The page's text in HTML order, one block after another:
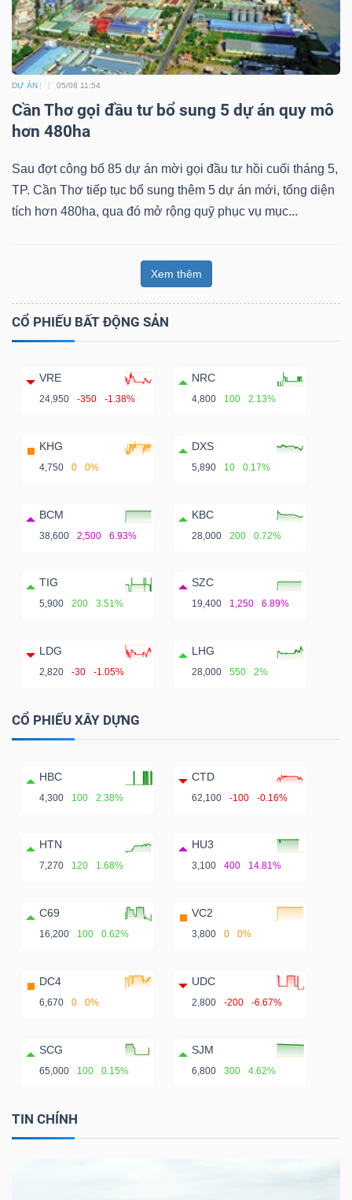
DỰ ÁN 05/08 11:54
Cần Thơ gọi đầu tư bổ sung 5 dự án quy mô
hơn 480ha
Sau đợt công bố 85 dự án mời gọi đầu tư hồi cuối tháng 5,
TP. Cần Thơ tiếp tục bổ sung thêm 5 dự án mới, tổng diện
tích hơn 480ha, qua đó mở rộng quỹ phục vụ mục...
Xem thêm
CỔ PHIẾU BẤT ĐỘNG SẢN
VRE
24,950 -350 -1.38%
NRC
4,800 100 2.13%
KHG
4,750 0 0%
DXS
5,890 10 0.17%
BCM
38,600 2,500 6.93%
KBC
28,000 200 0.72%
TIG
5,900 200 3.51%
SZC
19,400 1,250 6.89%
LDG
2,820 -30 -1.05%
LHG
28,000 550 2%
CỔ PHIẾU XÂY DỰNG
HBC
4,300 100 2.38%
CTD
62,100 -100 -0.16%
HTN
7,270 120 1.68%
HU3
3,100 400 14.81%
C69
16,200 100 0.62%
VC2
3,800 0 0%
DC4
6,670 0 0%
UDC
2,800 -200 -6.67%
SCG
65,000 100 0.15%
SJM
6,800 300 4.62%
TIN CHÍNH